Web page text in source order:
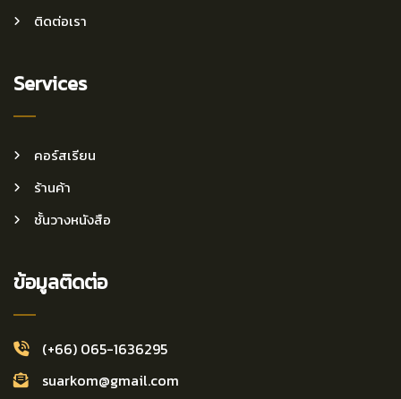
ติดต่อเรา
Services
คอร์สเรียน
ร้านค้า
ชั้นวางหนังสือ
ข้อมูลติดต่อ
(+66) 065-1636295
suarkom@gmail.com